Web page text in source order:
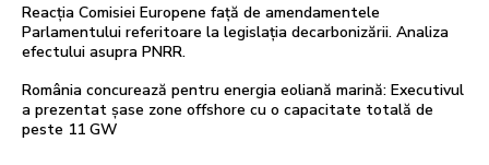
Reacția Comisiei Europene față de amendamentele
Parlamentului referitoare la legislația decarbonizării. Analiza
efectului asupra PNRR.
România concurează pentru energia eoliană marină: Executivul
a prezentat șase zone offshore cu o capacitate totală de
peste 11 GW